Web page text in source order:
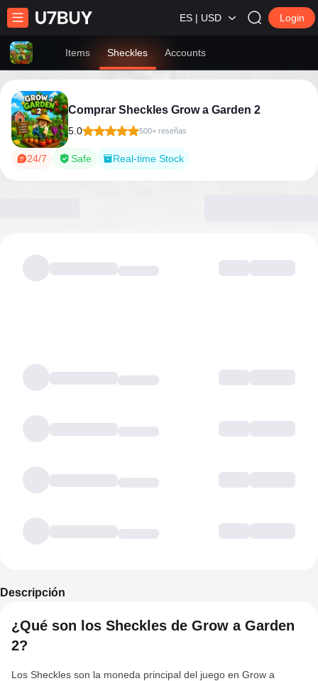
ES | USD Login
Items Sheckles Accounts
Comprar Sheckles Grow a Garden 2
5.0 500+ reseñas
24/7 Safe Real-time Stock
Descripción
¿Qué son los Sheckles de Grow a Garden
2?
Los Sheckles son la moneda principal del juego en Grow a